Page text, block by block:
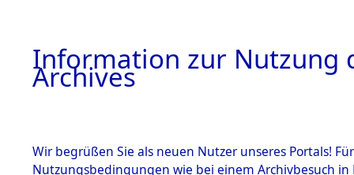
Information zur Nutzung
Archives
Wir begrüßen Sie als neuen Nutzer unseres Portals!
Nutzungsbedingungen wie bei einem Archivbesuch